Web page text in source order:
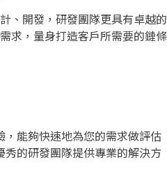
、開發，研發團隊更具有卓越的
求，量身打造客戶所需要的鏈條
，能夠快速地為您的需求做評估
秀的研發團隊提供專業的解決方